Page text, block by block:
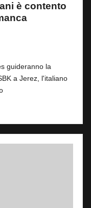
è contento
guideranno la
a Jerez, l'italiano